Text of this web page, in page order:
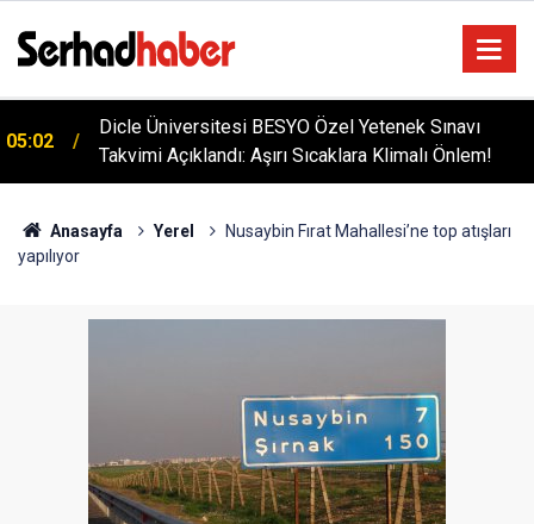
04:51
Diyarbakır'da İşçi Kıyımı: 45 Derece Sıcakta 763
Gündür Adalet Bekliyorlar
Anasayfa Yerel
Nusaybin Fırat Mahallesi’ne top atışları
yapılıyor